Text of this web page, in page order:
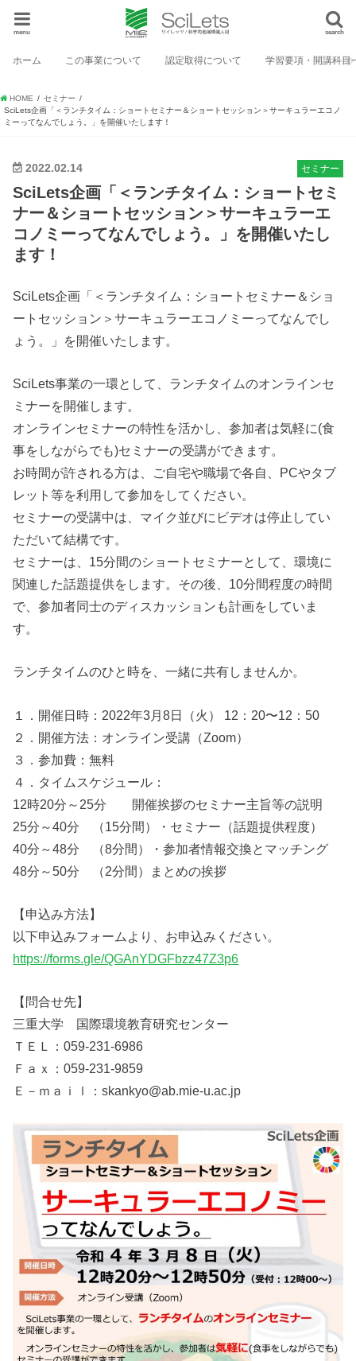
search
menu
ホーム この事業について 認定取得について 学習要項・開講科目
HOME
セミナー
SciLets企画「＜ランチタイム：ショートセミナー＆ショートセッション＞サーキュラーエコノ
ミーってなんでしょう。」を開催いたします！
セミナー
2022.02.14
SciLets企画「＜ランチタイム：ショートセミ
ナー＆ショートセッション＞サーキュラーエ
コノミーってなんでしょう。」を開催いたし
ます！
SciLets企画「＜ランチタイム：ショートセミナー＆ショ
ートセッション＞サーキュラーエコノミーってなんでし
ょう。」を開催いたします。
SciLets事業の一環として、ランチタイムのオンラインセ
ミナーを開催します。
オンラインセミナーの特性を活かし、参加者は気軽に(食
事をしながらでも)セミナーの受講ができます。
お時間が許される方は、ご自宅や職場で各自、PCやタブ
レット等を利用して参加をしてください。
セミナーの受講中は、マイク並びにビデオは停止してい
ただいて結構です。
セミナーは、15分間のショートセミナーとして、環境に
関連した話題提供をします。その後、10分間程度の時間
で、参加者同士のディスカッションも計画をしていま
す。
ランチタイムのひと時を、一緒に共有しませんか。
１．開催⽇時：2022年3⽉8⽇（火） 12：20〜12：50
２．開催方法：オンライン受講（Zoom）
３．参加費：無料
４．タイムスケジュール：
12時20分～25分 開催挨拶のセミナー主旨等の説明
25分～40分 （15分間）・セミナー（話題提供程度）
40分～48分 （8分間）・参加者情報交換とマッチング
48分～50分 （2分間）まとめの挨拶
【申込み方法】
以下申込みフォームより、お申込みください。
https://forms.gle/QGAnYDGFbzz47Z3p6
【問合せ先】
三重大学 国際環境教育研究センター
ＴＥＬ：059-231-6986
Ｆａｘ：059-231-9859
Ｅ－ｍａｉｌ：skankyo@ab.mie-u.ac.jp